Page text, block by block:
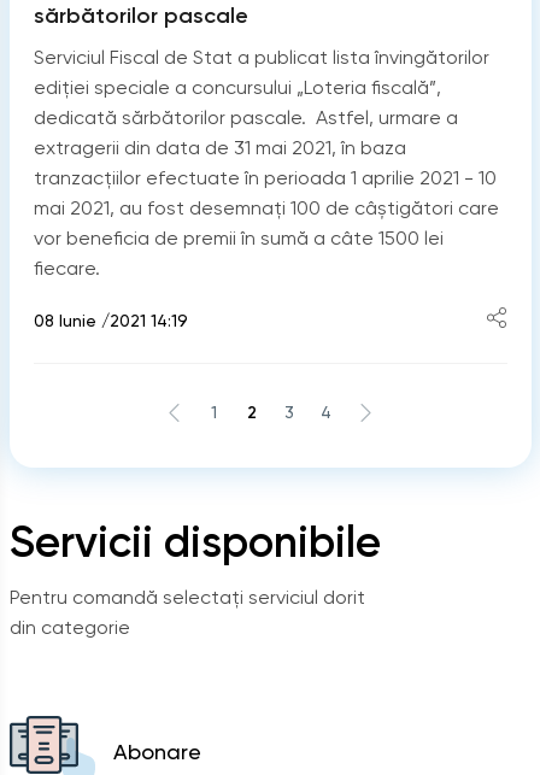
Servicii disponibile
Pentru comandă selectați serviciul dorit
din categorie
Abonare
sărbătorilor pascale
Serviciul Fiscal de Stat a publicat lista învingătorilor
ediției speciale a concursului „Loteria fiscală”,
dedicată sărbătorilor pascale. Astfel, urmare a
extragerii din data de 31 mai 2021, în baza
tranzacțiilor efectuate în perioada 1 aprilie 2021 - 10
mai 2021, au fost desemnați 100 de câștigători care
vor beneficia de premii în sumă a câte 1500 lei
fiecare.
08 Iunie /2021 14:19
1 2 3 4